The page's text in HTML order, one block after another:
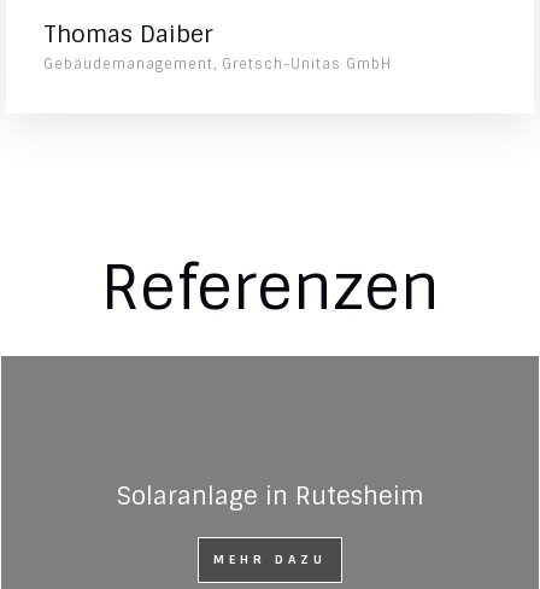
Thomas Daiber
Gebäudemanagement, Gretsch-Unitas GmbH
Referenzen
Solaranlage in Rutesheim
MEHR DAZU